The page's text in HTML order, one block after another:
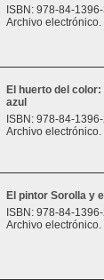
ISBN: 978-84-
Archivo electrónico.
El huerto del
azul
ISBN: 978-84-
Archivo electrónico.
El pintor Sorolla y
ISBN: 978-84-
Archivo electrónico.